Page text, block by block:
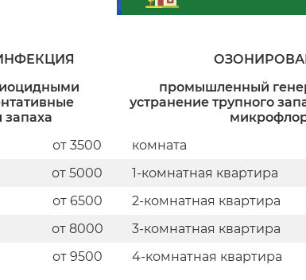
запаха
от 3500
от 5000
от 6500
от 8000
от 9500
промышленный
устранение трупного
комната
1-комнатная квартира
2-комнатная квартира
3-комнатная квартира
4-комнатная квартира